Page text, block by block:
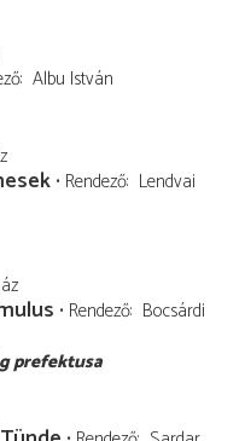
Albu István
Rendező Lendvai
Rendező Bocsárdi
prefektusa